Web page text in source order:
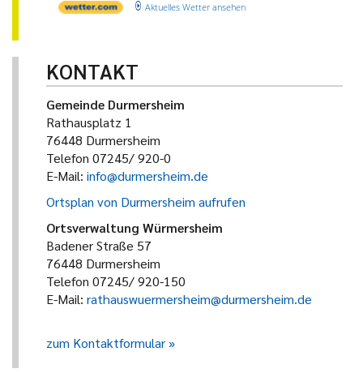
Aktuelles Wetter ansehen
KONTAKT
Gemeinde Durmersheim
Rathausplatz 1
76448 Durmersheim
Telefon 07245/ 920-0
E-Mail: info@durmersheim.de
Ortsplan von Durmersheim aufrufen
Ortsverwaltung Würmersheim
Badener Straße 57
76448 Durmersheim
Telefon 07245/ 920-150
E-Mail: rathauswuermersheim@durmersheim.de
zum Kontaktformular